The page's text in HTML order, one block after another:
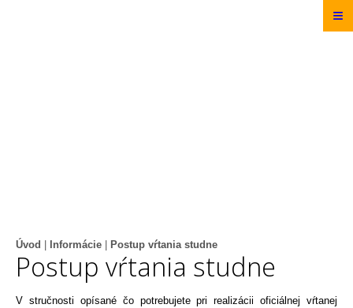
Úvod Informácie Postup vŕtania studne
Postup vŕtania studne
V stručnosti opísané čo potrebujete pri realizácii oficiálnej vŕtanej
≡